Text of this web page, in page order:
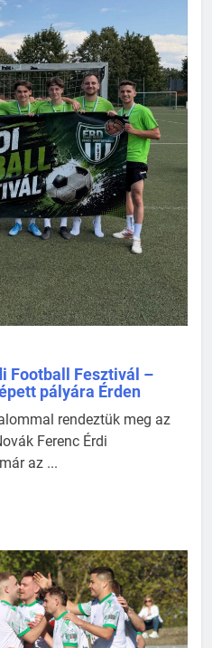
Football Fesztivál –
pályára Érden
rendeztük meg az
Ferenc Érdi
az ...